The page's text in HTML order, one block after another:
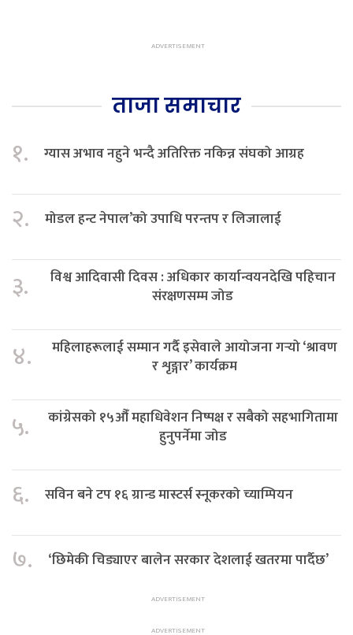
ताजा समाचार
१. ग्यास अभाव नहुने भन्दै अतिरिक्त नकिन्न संघको आग्रह
२. मोडल हन्ट नेपाल’को उपाधि परन्तप र लिजालाई
३.
विश्व आदिवासी दिवस : अधिकार कार्यान्वयनदेखि पहिचान
संरक्षणसम्म जोड
४.
महिलाहरूलाई सम्मान गर्दै इसेवाले आयोजना गर्‍यो ‘श्रावण
र शृङ्गार’ कार्यक्रम
५.
कांग्रेसको १५औँ महाधिवेशन निष्पक्ष र सबैको सहभागितामा
हुनुपर्नेमा जोड
६. सविन बने टप १६ ग्रान्ड मास्टर्स स्नूकरको च्याम्पियन
७. ‘छिमेकी चिड्याएर बालेन सरकार देशलाई खतरमा पार्दैछ’